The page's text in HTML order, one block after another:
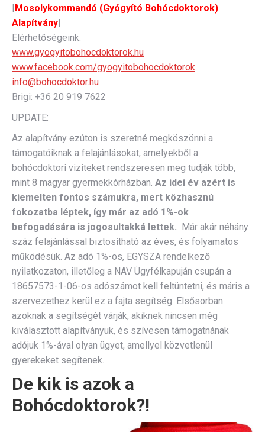
|Mosolykommandó (Gyógyító Bohócdoktorok)
Alapítvány|
Elérhetőségeink:
www.gyogyitobohocdoktorok.hu
www.facebook.com/gyogyitobohocdoktorok
info@bohocdoktor.hu
Brigi: +36 20 919 7622
UPDATE:
Az alapítvány ezúton is szeretné megköszönni a
támogatóiknak a felajánlásokat, amelyekből a
bohócdoktori viziteket rendszeresen meg tudják több,
mint 8 magyar gyermekkórházban. Az idei év azért is
kiemelten fontos számukra, mert közhasznú
fokozatba léptek, így már az adó 1%-ok
befogadására is jogosultakká lettek. Már akár néhány
száz felajánlással biztosítható az éves, és folyamatos
működésük. Az adó 1%-os, EGYSZA rendelkező
nyilatkozaton, illetőleg a NAV Ügyfélkapuján csupán a
18657573-1-06-os adószámot kell feltüntetni, és máris a
szervezethez kerül ez a fajta segítség. Elsősorban
azoknak a segítségét várják, akiknek nincsen még
kiválasztott alapítványuk, és szívesen támogatnának
adójuk 1%-ával olyan ügyet, amellyel közvetlenül
gyerekeket segítenek.
De kik is azok a
Bohócdoktorok?!